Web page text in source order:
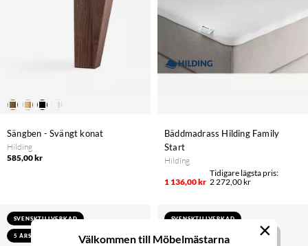
Välkommen till Möbelmästarna
×
Sängben - Svängt konat
Hilding
585,00 kr
Bäddmadrass Hilding Family
Start
Hilding
1 136,00 kr 2 272,00 kr
SVENSKTILLVERKAD
5 ÅRS GARANTI
SVENSKTILLVERKAD
5 ÅRS GARANTI